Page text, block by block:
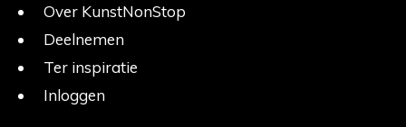
Over KunstNonStop
Deelnemen
Ter inspiratie
Inloggen